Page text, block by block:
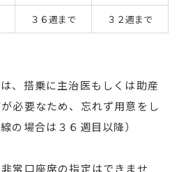
３６週まで ３２週まで
、搭乗に主治医もしくは助産
必要なため、忘れず用意をし
の場合は３６週目以降）
常口座席の指定はできませ